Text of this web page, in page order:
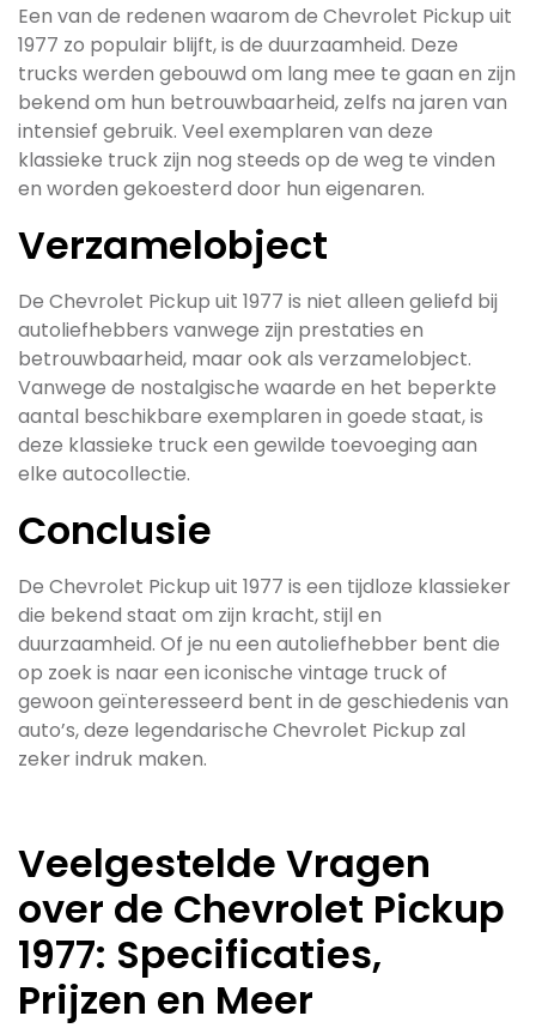
Een van de redenen waarom de Chevrolet Pickup uit
1977 zo populair blijft, is de duurzaamheid. Deze
trucks werden gebouwd om lang mee te gaan en zijn
bekend om hun betrouwbaarheid, zelfs na jaren van
intensief gebruik. Veel exemplaren van deze
klassieke truck zijn nog steeds op de weg te vinden
en worden gekoesterd door hun eigenaren.
Verzamelobject
De Chevrolet Pickup uit 1977 is niet alleen geliefd bij
autoliefhebbers vanwege zijn prestaties en
betrouwbaarheid, maar ook als verzamelobject.
Vanwege de nostalgische waarde en het beperkte
aantal beschikbare exemplaren in goede staat, is
deze klassieke truck een gewilde toevoeging aan
elke autocollectie.
Conclusie
De Chevrolet Pickup uit 1977 is een tijdloze klassieker
die bekend staat om zijn kracht, stijl en
duurzaamheid. Of je nu een autoliefhebber bent die
op zoek is naar een iconische vintage truck of
gewoon geïnteresseerd bent in de geschiedenis van
auto’s, deze legendarische Chevrolet Pickup zal
zeker indruk maken.
Veelgestelde Vragen
over de Chevrolet Pickup
1977: Specificaties,
Prijzen en Meer